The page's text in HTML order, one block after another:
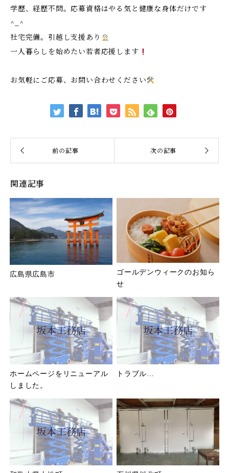
学歴、経歴不問。応募資格はやる気と健康な身体だけです
^_^
社宅完備。引越し支援あり
一人暮らしを始めたい若者応援します
お気軽にご応募、お問い合わせください
関連記事
広島県広島市
ゴールデンウィークのお知ら
せ
ホームページをリニューアル
しました。
トラブル…